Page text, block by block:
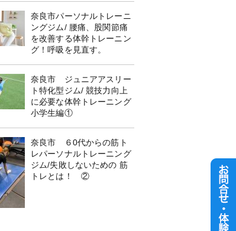
奈良市パーソナルトレーニ
ングジム/ 腰痛、股関節痛
を改善する体幹トレーニン
グ！呼吸を見直す。
奈良市 ジュニアアスリー
ト特化型ジム/ 競技力向上
に必要な体幹トレーニング
小学生編①
奈良市 ６0代からの筋ト
レパーソナルトレーニング
ジム/失敗しないための 筋
トレとは！ ②